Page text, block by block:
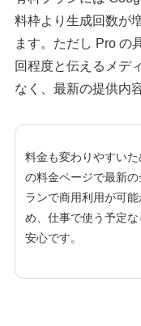
料枠より生成回数が
ます。ただし Pro の
回程度と伝えるメデ
なく、最新の提供内
料金も変わりやすい
の料金ページで最新
ランで商用利用が可
め、仕事で使う予定
安心です。